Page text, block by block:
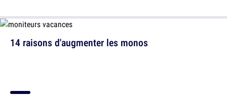
14 raisons d'augmenter les monos